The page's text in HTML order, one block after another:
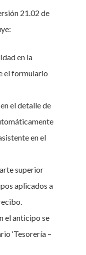
21.02 de
en la
el formulario
en el detalle de
en el
superior
aplicados a
el anticipo se
‘Tesorería –